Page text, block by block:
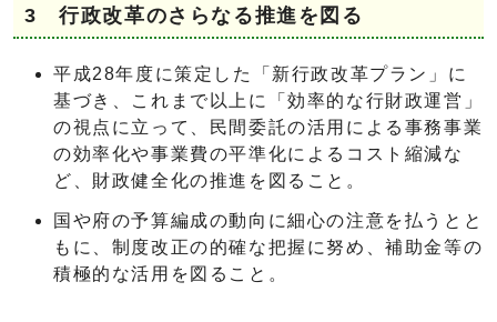
3 行政改革のさらなる推進を図る
平成28年度に策定した「新行政改革プラン」に
基づき、これまで以上に「効率的な行財政運営」
の視点に立って、民間委託の活用による事務事業
の効率化や事業費の平準化によるコスト縮減な
ど、財政健全化の推進を図ること。
国や府の予算編成の動向に細心の注意を払うとと
もに、制度改正の的確な把握に努め、補助金等の
積極的な活用を図ること。